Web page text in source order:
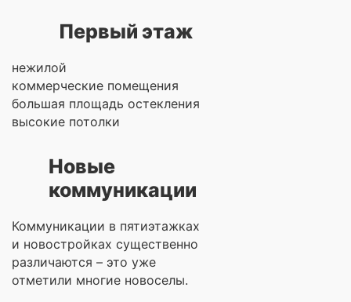
Первый этаж
нежилой
коммерческие помещения
большая площадь остекления
высокие потолки
Новые
коммуникации
Коммуникации в пятиэтажках
и новостройках существенно
различаются – это уже
отметили многие новоселы.